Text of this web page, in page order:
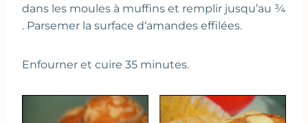
dans les moules à muffins et remplir jusqu’au ¾
. Parsemer la surface d‘amandes effilées.
Enfourner et cuire 35 minutes.